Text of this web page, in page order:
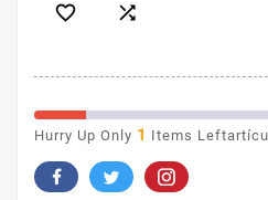
 
Hurry Up Only 1 Items